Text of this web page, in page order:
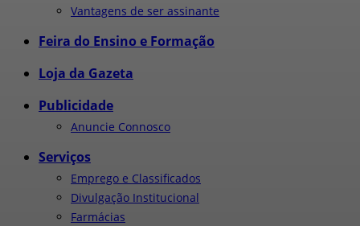
Vantagens de ser assinante
Feira do Ensino e Formação
Loja da Gazeta
Publicidade
Anuncie Connosco
Serviços
Emprego e Classificados
Divulgação Institucional
Farmácias